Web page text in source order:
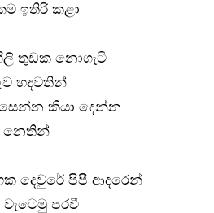
ඉතිරි කළා
තුඩක නොගැටී
හදවතින්
කියා දෙන්න
නෙතින්
දෙවුරේ පිපී ආදරෙන්
පරවී